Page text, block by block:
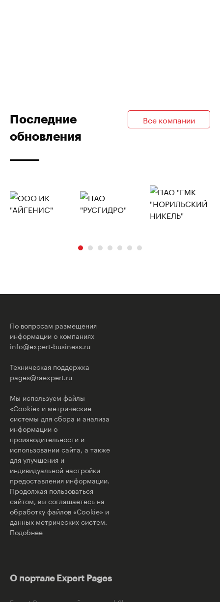
Последние
обновления
Все компании
По вопросам размещения
информации о компаниях
info@expert-business.ru
Техническая поддержка
pages@raexpert.ru
Мы используем файлы
«Cookie» и метрические
системы для сбора и анализа
информации о
производительности и
использовании сайта, а также
для улучшения и
индивидуальной настройки
предоставления информации.
Продолжая пользоваться
сайтом, вы соглашаетесь на
обработку файлов «Cookie» и
данных метрических систем.
Подобнее
О портале Expert Pages